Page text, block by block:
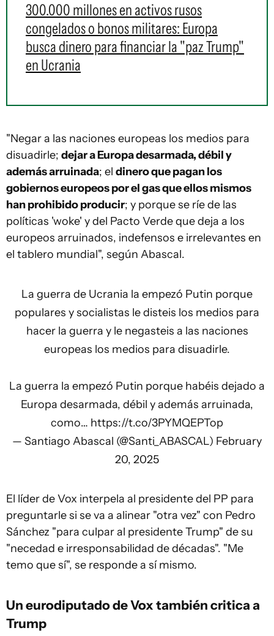
300.000 millones en activos rusos
congelados o bonos militares: Europa
busca dinero para financiar la "paz Trump"
en Ucrania
"Negar a las naciones europeas los medios para
disuadirle; dejar a Europa desarmada, débil y
además arruinada; el dinero que pagan los
gobiernos europeos por el gas que ellos mismos
han prohibido producir; y porque se ríe de las
políticas 'woke' y del Pacto Verde que deja a los
europeos arruinados, indefensos e irrelevantes en
el tablero mundial", según Abascal.
La guerra de Ucrania la empezó Putin porque
populares y socialistas le disteis los medios para
hacer la guerra y le negasteis a las naciones
europeas los medios para disuadirle.
La guerra la empezó Putin porque habéis dejado a
Europa desarmada, débil y además arruinada,
como… https://t.co/3PYMQEPTop
— Santiago Abascal (@Santi_ABASCAL) February
20, 2025
El líder de Vox interpela al presidente del PP para
preguntarle si se va a alinear "otra vez" con Pedro
Sánchez "para culpar al presidente Trump" de su
"necedad e irresponsabilidad de décadas". "Me
temo que sí", se responde a sí mismo.
Un eurodiputado de Vox también critica a
Trump